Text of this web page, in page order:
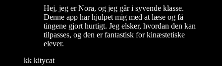
Hej, jeg er Nora, og jeg går i syvende klasse.
Denne app har hjulpet mig med at læse og få
tingene gjort hurtigt. Jeg elsker, hvordan den kan
tilpasses, og den er fantastisk for kinæstetiske
elever.
kk kitycat